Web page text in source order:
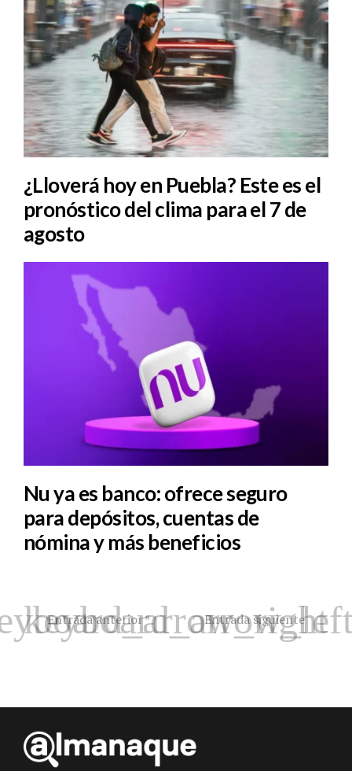
¿Lloverá hoy en Puebla? Este es el
pronóstico del clima para el 7 de
agosto
Nu ya es banco: ofrece seguro
para depósitos, cuentas de
nómina y más beneficios
Entrada anterior Entrada siguiente